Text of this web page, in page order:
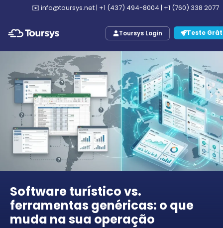
✉️ info@toursys.net| +1 (437) 494-8004 | +1 (760) 338 2077
Toursys Login Teste
Software turístico vs.
ferramentas genéricas: o que
muda na sua operação